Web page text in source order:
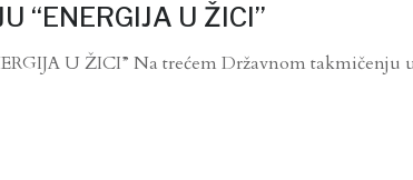
“ENERGIJA U ŽICI”
U ŽICI” Na trećem Državnom takmičenju